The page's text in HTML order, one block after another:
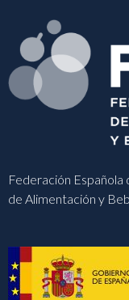
Federación Española
de Alimentación y